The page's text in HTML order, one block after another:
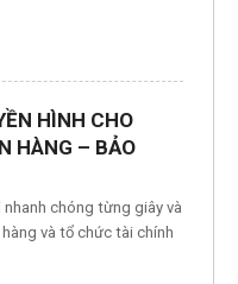
HÌNH CHO
HÀNG – BẢO
chóng từng giây và
và tổ chức tài chính